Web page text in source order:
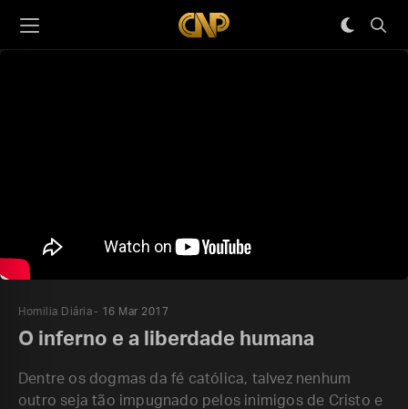
Homilia Diária 16 Mar 2017
O inferno e a liberdade humana
Dentre os dogmas da fé católica, talvez nenhum
outro seja tão impugnado pelos inimigos de Cristo e